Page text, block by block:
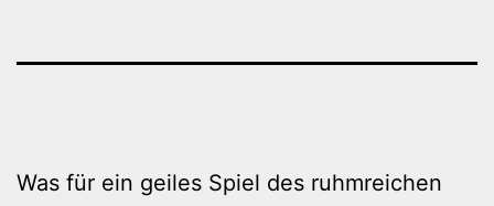
Was für ein geiles Spiel des ruhmreichen